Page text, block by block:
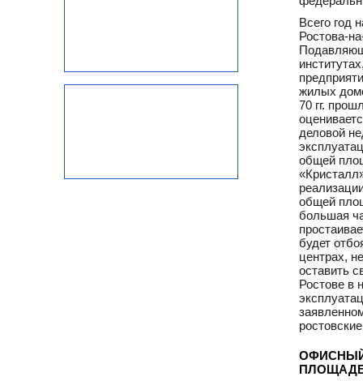
Всего год
Ростова-
жилых
70 гг.
деловой
общей
общей
большая
будет
центрах,
оставить
Ростове в